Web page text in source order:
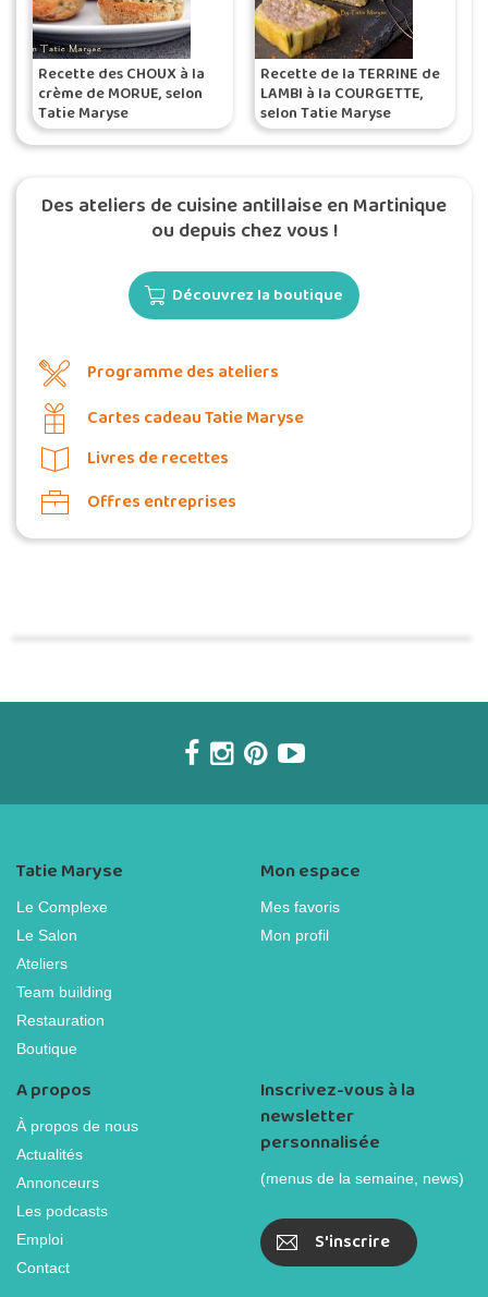
Recette des CHOUX à la
crème de MORUE, selon
Tatie Maryse
Recette de la TERRINE de
LAMBI à la COURGETTE,
selon Tatie Maryse
Des ateliers de cuisine antillaise en Martinique
ou depuis chez vous !
Découvrez la boutique
Programme des ateliers
Cartes cadeau Tatie Maryse
Livres de recettes
Offres entreprises
Tatie Maryse
Le Complexe
Le Salon
Ateliers
Team building
Restauration
Boutique
Mon espace
Mes favoris
Mon profil
A propos
À propos de nous
Actualités
Annonceurs
Les podcasts
Emploi
Contact
Inscrivez-vous à la
newsletter
personnalisée
(menus de la semaine, news)
S'inscrire